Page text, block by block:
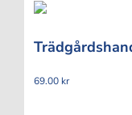
69.00 kr